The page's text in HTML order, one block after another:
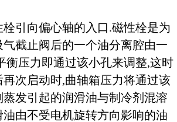
引向偏心轴的入口.磁性栓是为
截止阀后的一个油分离腔由一
衡压力即通过该小孔来调整,这时
次启动时,曲轴箱压力将通过该
发引起的润滑油与制冷剂混溶
由不受电机旋转方向影响的油